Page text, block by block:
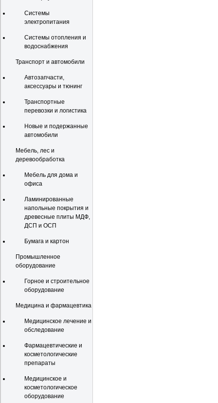
Системы
электропитания
Системы отопления и
водоснабжения
Транспорт и автомобили
Автозапчасти,
аксессуары и тюнинг
Транспортные
перевозки и логистика
Новые и подержанные
автомобили
Мебель, лес и
деревообработка
Мебель для дома и
офиса
Ламинированные
напольные покрытия и
древесные плиты МДФ,
ДСП и ОСП
Бумага и картон
Промышленное
оборудование
Горное и строительное
оборудование
Медицина и фармацевтика
Медицинское лечение и
обследование
Фармацевтические и
косметологические
препараты
Медицинское и
косметологическое
оборудование